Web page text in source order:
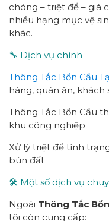
chóng – triệt để – giá
nhiều hạng mục vệ
khác.
🔧 Dịch vụ chính
Thông Tắc Bồn Cầu
hàng, quán ăn, khách
Thông Tắc Bồn Cầu
khu công nghiệp
Xử lý triệt để tình
bùn đất
🛠 Một số dịch vụ
Ngoài Thông Tắc
tôi còn cung cấp: